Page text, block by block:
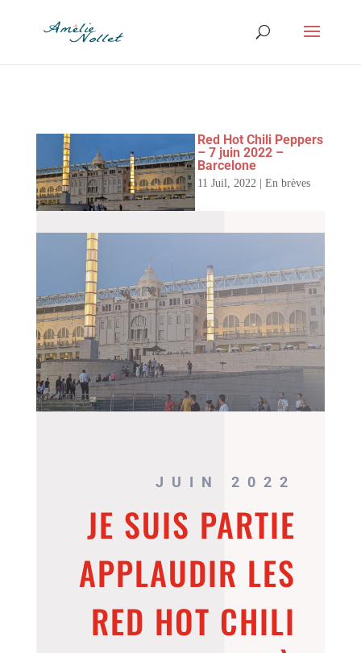
Red Hot Chili Peppers
– 7 juin 2022 –
Barcelone
11 Juil, 2022 |En brèves
JUIN 2022
JE SUIS PARTIE
APPLAUDIR LES
RED HOT CHILI